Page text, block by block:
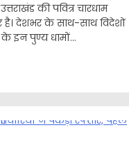
की पवित्र चारधाम
है। देशभर के साथ-साथ विदेशों
के इन पुण्य धामों...